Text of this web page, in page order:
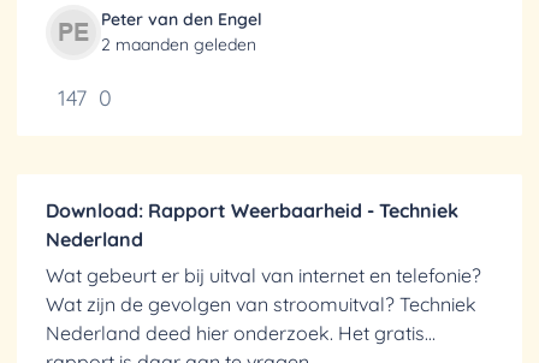
Peter van den Engel
2 maanden geleden
147 0
Download: Rapport Weerbaarheid - Techniek
Nederland
Wat gebeurt er bij uitval van internet en telefonie?
Wat zijn de gevolgen van stroomuitval? Techniek
Nederland deed hier onderzoek. Het gratis